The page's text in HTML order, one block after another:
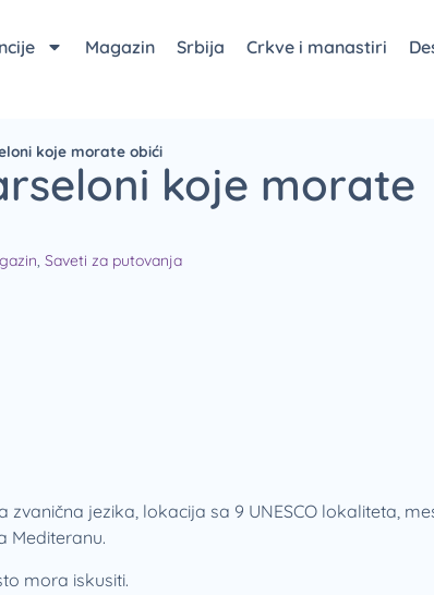
Magazin Srbija Crkve i manastiri
koje morate obići
koje morate
, Saveti za putovanja
jezika, lokacija sa 9 UNESCO lokaliteta,
Mediteranu.
mora iskusiti.